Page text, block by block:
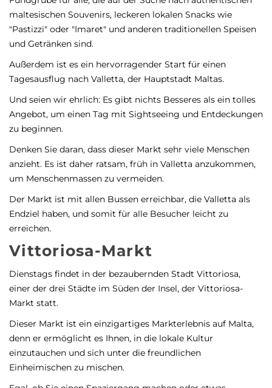
maltesischen Souvenirs, leckeren lokalen Snacks wie
"Pastizzi" oder "Imaret" und anderen traditionellen Speisen
und Getränken sind.
Außerdem ist es ein hervorragender Start für einen
Tagesausflug nach Valletta, der Hauptstadt Maltas.
Und seien wir ehrlich: Es gibt nichts Besseres als ein tolles
Angebot, um einen Tag mit Sightseeing und Entdeckungen
zu beginnen.
Denken Sie daran, dass dieser Markt sehr viele Menschen
anzieht. Es ist daher ratsam, früh in Valletta anzukommen,
um Menschenmassen zu vermeiden.
Der Markt ist mit allen Bussen erreichbar, die Valletta als
Endziel haben, und somit für alle Besucher leicht zu
erreichen.
Vittoriosa-Markt
Dienstags findet in der bezaubernden Stadt Vittoriosa,
einer der drei Städte im Süden der Insel, der Vittoriosa-
Markt statt.
Dieser Markt ist ein einzigartiges Markterlebnis auf Malta,
denn er ermöglicht es Ihnen, in die lokale Kultur
einzutauchen und sich unter die freundlichen
Einheimischen zu mischen.